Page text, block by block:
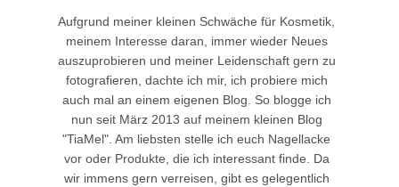
Aufgrund meiner kleinen Schwäche für Kosmetik,
meinem Interesse daran, immer wieder Neues
auszuprobieren und meiner Leidenschaft gern zu
fotografieren, dachte ich mir, ich probiere mich
auch mal an einem eigenen Blog. So blogge ich
nun seit März 2013 auf meinem kleinen Blog
"TiaMel". Am liebsten stelle ich euch Nagellacke
vor oder Produkte, die ich interessant finde. Da
wir immens gern verreisen, gibt es gelegentlich